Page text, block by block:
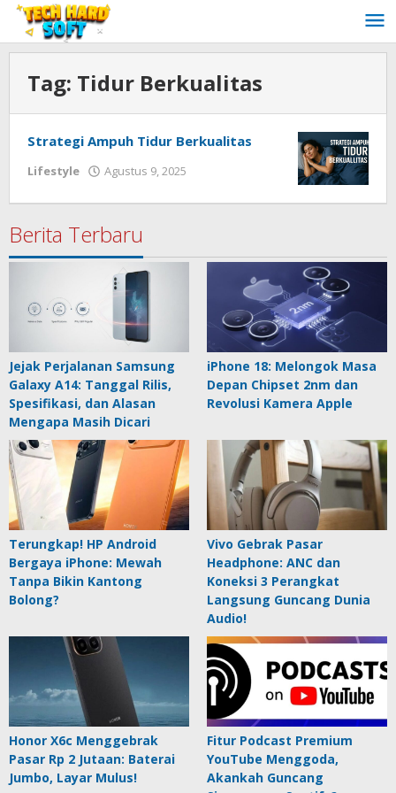
Lewati
konten
Tag: Tidur Berkualitas
Strategi Ampuh Tidur Berkualitas
Lifestyle Agustus 9, 2025
Techhardsoft
Berita Terbaru
Jejak Perjalanan Samsung
Galaxy A14: Tanggal Rilis,
Spesifikasi, dan Alasan
Mengapa Masih Dicari
iPhone 18: Melongok Masa
Depan Chipset 2nm dan
Revolusi Kamera Apple
Terungkap! HP Android
Bergaya iPhone: Mewah
Tanpa Bikin Kantong
Bolong?
Vivo Gebrak Pasar
Headphone: ANC dan
Koneksi 3 Perangkat
Langsung Guncang Dunia
Audio!
Honor X6c Menggebrak
Pasar Rp 2 Jutaan: Baterai
Jumbo, Layar Mulus!
Fitur Podcast Premium
YouTube Menggoda,
Akankah Guncang